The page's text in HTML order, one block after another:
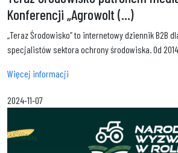
Konferencji „Agrowolt (...)
„Teraz Środowisko” to internetowy dziennik B2B
specjalistów sektora ochrony środowiska. Od
Więcej informacji
2024-11-07